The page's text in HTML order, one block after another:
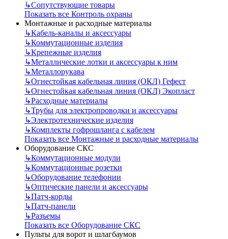
↳Сопутствующие товары
Показать все Контроль охраны
Монтажные и расходные материалы
↳Кабель-каналы и аксессуары
↳Коммутационные изделия
↳Крепежные изделия
↳Металлические лотки и аксессуары к ним
↳Металлорукава
↳Огнестойкая кабельная линия (ОКЛ) Гефест
↳Огнестойкая кабельная линия (ОКЛ) Экопласт
↳Расходные материалы
↳Трубы для электропроводки и аксессуары
↳Электротехнические изделия
↳Комплекты гофрошланга с кабелем
Показать все Монтажные и расходные материалы
Оборудование СКС
↳Коммутационные модули
↳Коммутационные розетки
↳Оборудование телефонии
↳Оптические панели и аксессуары
↳Патч-корды
↳Патч-панели
↳Разъемы
Показать все Оборудование СКС
Пульты для ворот и шлагбаумов